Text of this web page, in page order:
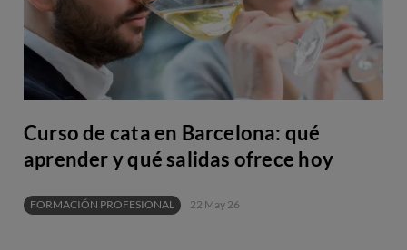
Curso de cata en Barcelona: qué
aprender y qué salidas ofrece hoy
FORMACIÓN PROFESIONAL 22 May 26